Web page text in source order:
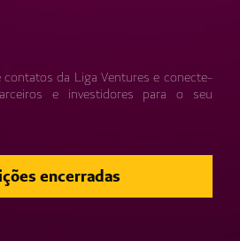
contatos da Liga Ventures e conecte-
e investidores para o seu
encerradas